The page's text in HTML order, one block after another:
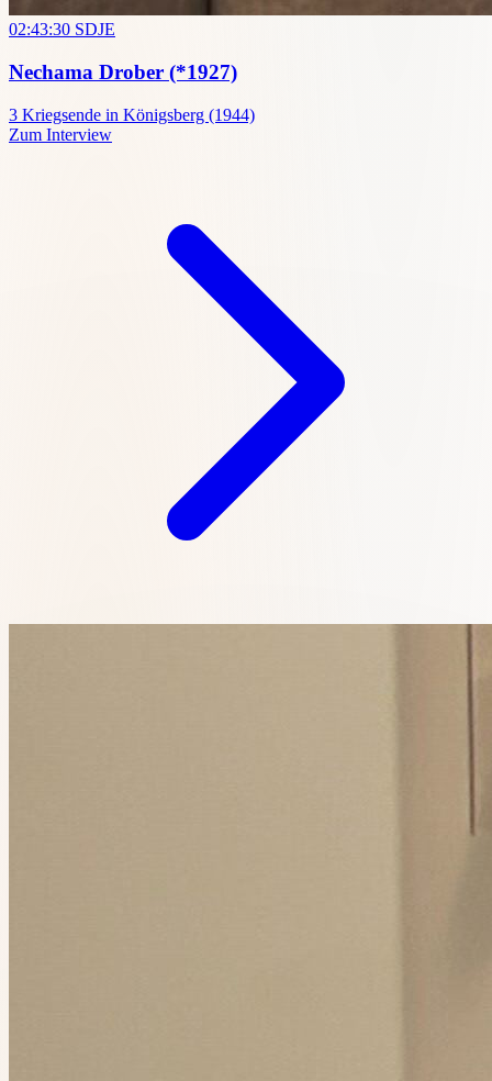
02:43:30 SDJE
Nechama Drober (*1927)
3 Kriegsende in Königsberg (1944)
Zum Interview